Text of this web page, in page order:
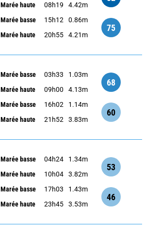
Marée haute
08h19 4.42m
Marée basse 15h12
0.86m
Marée haute
20h55 4.21m
75
Marée basse 03h33
1.03m
Marée haute
09h00 4.13m
68
Marée basse 16h02
1.14m
Marée haute
21h52 3.83m
60
Marée basse 04h24
1.34m
Marée haute
10h04 3.82m
53
Marée basse 17h03
1.43m
Marée haute
23h45 3.53m
46